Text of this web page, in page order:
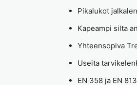
Pikalukot
Kapeampi silta
Yhteensopiva
Useita
EN 358 ja EN